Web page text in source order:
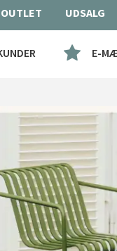
OUTLET UDSALG
E-